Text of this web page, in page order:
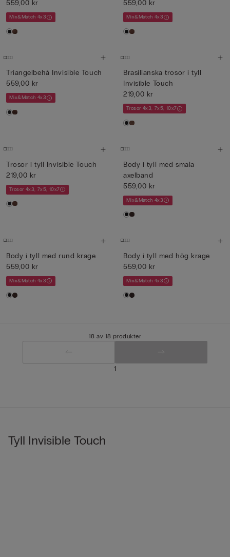
559,00 kr
Mix&Match 4x3
559,00 kr
Mix&Match 4x3
Triangelbehå Invisible Touch
559,00 kr
Mix&Match 4x3
Brasilianska trosor i tyll
Invisible Touch
219,00 kr
Trosor 4x3, 7x5, 10x7
Trosor i tyll Invisible Touch
219,00 kr
Trosor 4x3, 7x5, 10x7
Body i tyll med smala
axelband
559,00 kr
Mix&Match 4x3
Body i tyll med rund krage
559,00 kr
Mix&Match 4x3
Body i tyll med hög krage
559,00 kr
Mix&Match 4x3
18 av 18 produkter
1
Tyll Invisible Touch